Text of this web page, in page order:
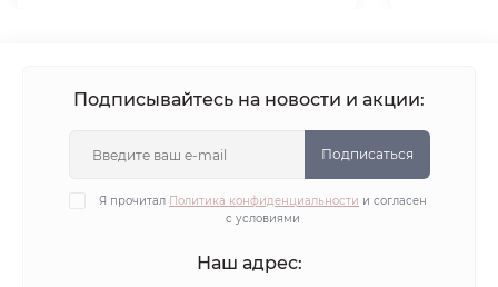
Подписывайтесь на новости и акции:
Подписаться
Я прочитал Политика конфиденциальности и согласен
с условиями
Наш адрес: